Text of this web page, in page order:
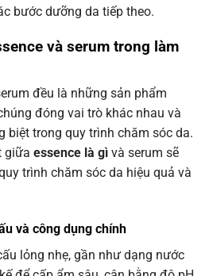
bước dưỡng da tiếp theo.
và serum trong làm
đều là những sản phẩm
đóng vai trò khác nhau và
biệt trong quy trình chăm sóc da.
giữa essence là gì và serum sẽ
trình chăm sóc da hiệu quả và
và công dụng chính
lỏng nhẹ, gần như dạng nước